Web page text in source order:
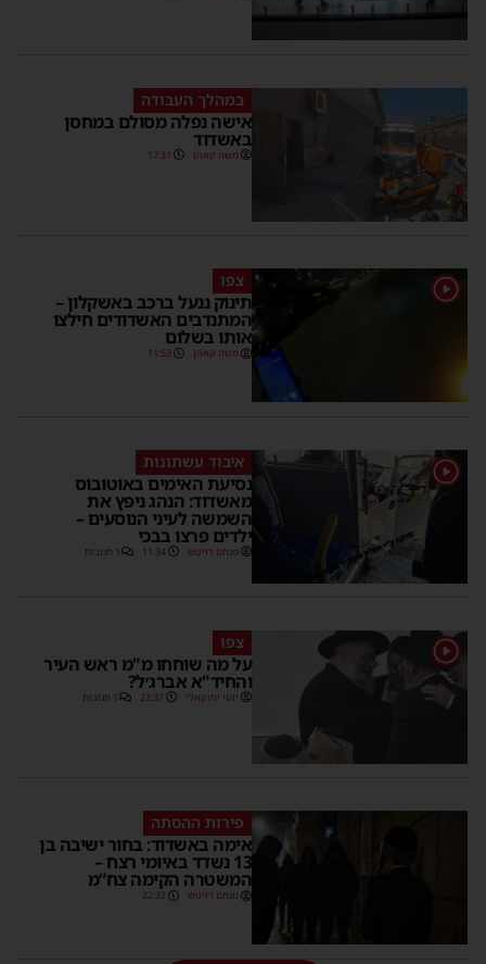
במהלך העבודה
אישה נפלה מסולם במחסן
באשדוד
משה קאהן 17:31
צפו
תינוק ננעל ברכב באשקלון –
המתנדבים האשדודים חילצו
אותו בשלום
משה קאהן 11:53
איבוד עשתונות
נסיעת האימים באוטובוס
מאשדוד: הנהג ניפץ את
השמשה לעיני הנוסעים –
ילדים פרצו בבכי
מנחם דויטש 11:34 1 תגובות
על מה שוחחו מ"מ ראש העיר
והחיד"א אברג׳ל?
יוסי יחזקאלי 23:37 1 תגובות
פירות ההסתה
אימה באשדוד: בחור ישיבה בן
13 נשדד באיומי רצח –
המשטרה הקימה צח”מ
מנחם דויטש 22:32